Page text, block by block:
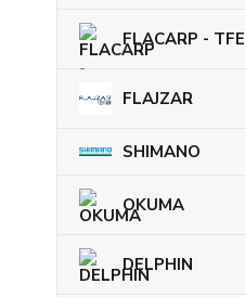
FLACARP - TFE
FLAJZAR
SHIMANO
OKUMA
DELPHIN